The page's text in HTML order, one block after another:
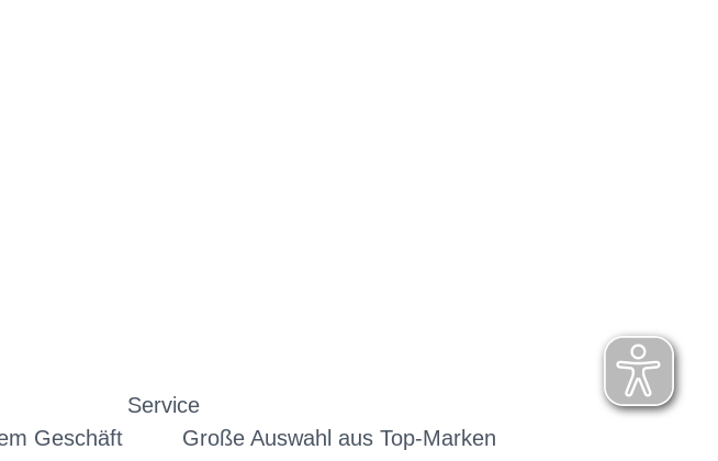
Geschäft
Service
Große Auswahl aus Top-Marken